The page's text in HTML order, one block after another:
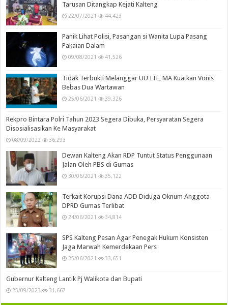
Tarusan Ditangkap Kejati Kalteng
22/07/2021 44,423
Panik Lihat Polisi, Pasangan si Wanita Lupa Pasang
Pakaian Dalam
09/08/2021 41,526
Tidak Terbukti Melanggar UU ITE, MA Kuatkan Vonis
Bebas Dua Wartawan
25/06/2021 39,326
Rekpro Bintara Polri Tahun 2023 Segera Dibuka, Persyaratan Segera
Disosialisasikan Ke Masyarakat
08/09/2022 36,293
Dewan Kalteng Akan RDP Tuntut Status Penggunaan
Jalan Oleh PBS di Gumas
30/06/2021 35,122
Terkait Korupsi Dana ADD Diduga Oknum Anggota
DPRD Gumas Terlibat
24/06/2021 34,814
SPS Kalteng Pesan Agar Penegak Hukum Konsisten
Jaga Marwah Kemerdekaan Pers
25/06/2021 33,651
Gubernur Kalteng Lantik Pj Walikota dan Bupati
25/09/2023 31,667